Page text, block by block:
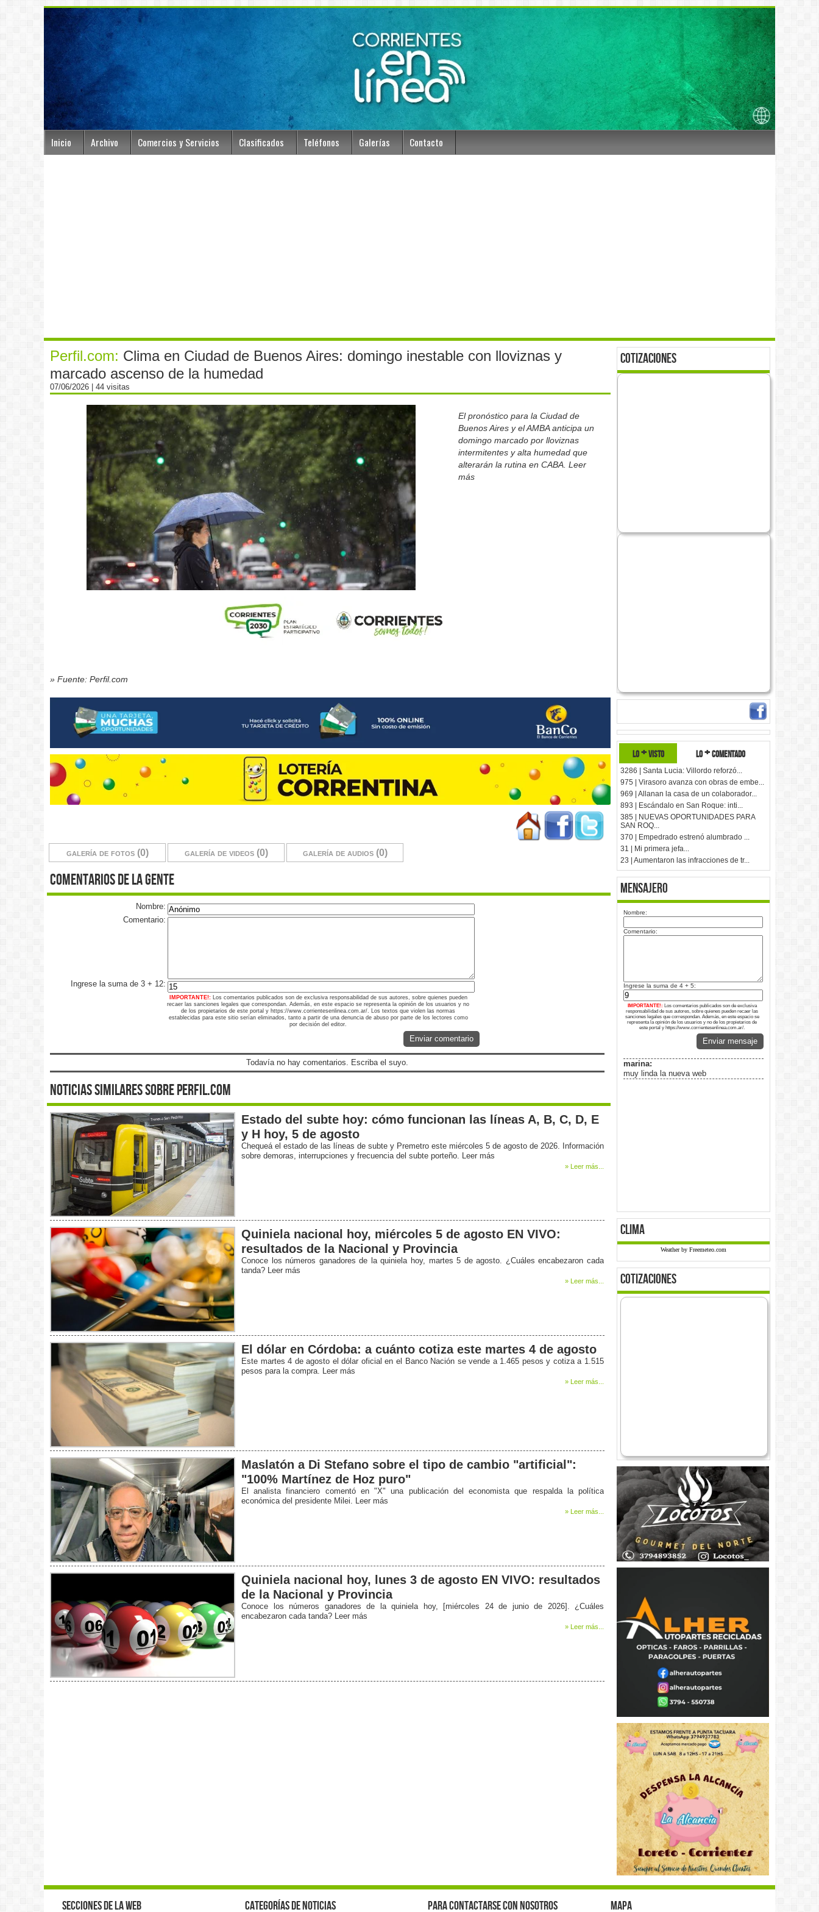
Inicio Archivo Comercios y Servicios Clasificados Teléfonos Galerías Contacto
Perfil.com: Clima en Ciudad de Buenos Aires: domingo inestable con lloviznas y
marcado ascenso de la humedad
07/06/2026 | 44 visitas
El pronóstico para la Ciudad de
Buenos Aires y el AMBA anticipa un
domingo marcado por lloviznas
intermitentes y alta humedad que
alterarán la rutina en CABA. Leer
más
» Fuente: Perfil.com
galería de fotos (0) galería de videos (0) galería de audios (0)
comentarios de la gente
Nombre:
Comentario:
Ingrese la suma de 3 + 12:
IMPORTANTE!:
Los comentarios publicados son de exclusiva responsabilidad de sus autores, sobre quienes pueden
recaer las sanciones legales que correspondan. Además, en este espacio se representa la opinión de los usuarios y no
de los propietarios de este portal y https://www.corrientesenlinea.com.ar/. Los textos que violen las normas
establecidas para este sitio serían eliminados, tanto a partir de una denuncia de abuso por parte de los lectores como
por decisión del editor.
Enviar comentario
Todavía no hay comentarios. Escriba el suyo.
noticias similares sobre perfil.com
Estado del subte hoy: cómo funcionan las líneas A, B, C, D, E
y H hoy, 5 de agosto
Chequeá el estado de las líneas de subte y Premetro este miércoles 5 de agosto de 2026. Información
sobre demoras, interrupciones y frecuencia del subte porteño. Leer más
» Leer más...
Quiniela nacional hoy, miércoles 5 de agosto EN VIVO:
resultados de la Nacional y Provincia
Conoce los números ganadores de la quiniela hoy, martes 5 de agosto. ¿Cuáles encabezaron cada
tanda? Leer más
» Leer más...
El dólar en Córdoba: a cuánto cotiza este martes 4 de agosto
Este martes 4 de agosto el dólar oficial en el Banco Nación se vende a 1.465 pesos y cotiza a 1.515
pesos para la compra. Leer más
» Leer más...
Maslatón a Di Stefano sobre el tipo de cambio "artificial":
"100% Martínez de Hoz puro"
El analista financiero comentó en "X" una publicación del economista que respalda la política
económica del presidente Milei. Leer más
» Leer más...
Quiniela nacional hoy, lunes 3 de agosto EN VIVO: resultados
de la Nacional y Provincia
Conoce los números ganadores de la quiniela hoy, [miércoles 24 de junio de 2026]. ¿Cuáles
encabezaron cada tanda? Leer más
» Leer más...
cotizaciones
lo + visto lo + comentado
3286 | Santa Lucia: Villordo reforzó...
975 | Virasoro avanza con obras de embe...
969 | Allanan la casa de un colaborador...
893 | Escándalo en San Roque: inti...
385 | NUEVAS OPORTUNIDADES PARA
SAN ROQ...
370 | Empedrado estrenó alumbrado ...
31 | Mi primera jefa...
23 | Aumentaron las infracciones de tr...
Mensajero
Nombre:
Comentario:
Ingrese la suma de 4 + 5:
IMPORTANTE!: Los comentarios publicados son de exclusiva
responsabilidad de sus autores, sobre quienes pueden recaer las
sanciones legales que correspondan. Además, en este espacio se
representa la opinión de los usuarios y no de los propietarios de
este portal y https://www.corrientesenlinea.com.ar/.
Enviar mensaje
marina:
muy linda la nueva web
clima
Weather by Freemeteo.com
cotizaciones
Secciones de la web Categorías de noticias Para contactarse con nosotros Mapa